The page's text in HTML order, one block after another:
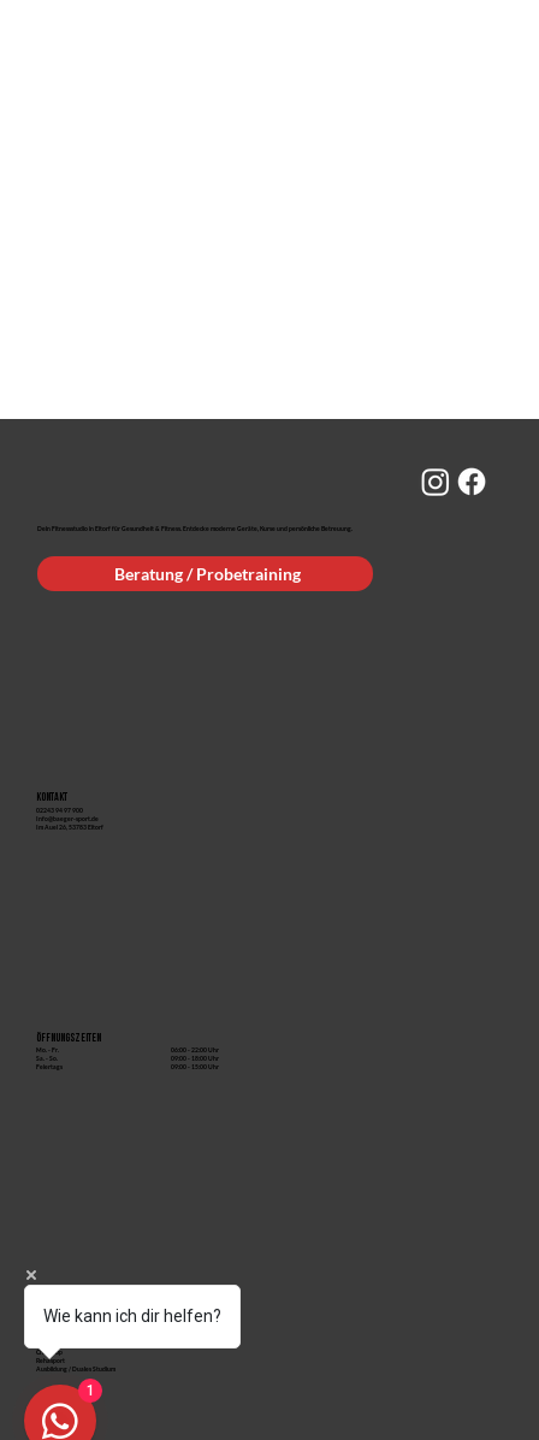
Dein Fitnessstudio in Eitorf für Gesundheit & Fitness. Entdecke moderne Geräte, Kurse und persönliche Betreuung.
Beratung / Probetraining
Öffnungszeiten
Mo. - Fr.
Sa. - So.
Feiertags
06:00 - 22:00 Uhr
09:00 - 18:00 Uhr
09:00 - 15:00 Uhr
DAS STUDIO
Check-up
Rehasport
Ausbildung / Duales Studium
Kontakt
02243 94 97 900
Info@baeger-sport.de
Im Auel 26, 53783 Eitorf
Wie kann ich dir helfen?
1